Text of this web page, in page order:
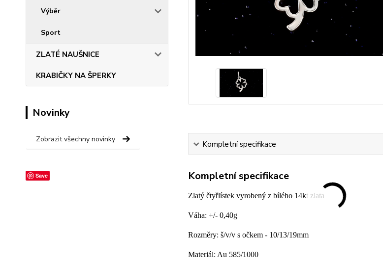
Výběr
Sport
ZLATÉ NAUŠNICE
KRABIČKY NA ŠPERKY
Novinky
Zobrazit všechny novinky
Save
Kompletní specifikace
Kompletní specifikace
Zlatý čtyřlístek vyrobený z bílého 14kt zlata
Váha: +/- 0,40g
Rozměry: š/v/v s očkem - 10/13/19mm
Materiál: Au 585/1000